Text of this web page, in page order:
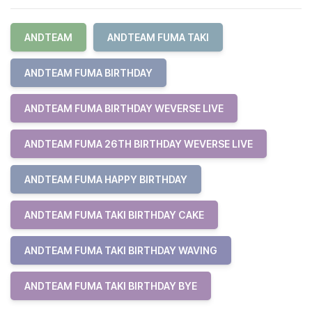
ANDTEAM ANDTEAM FUMA TAKI
ANDTEAM FUMA BIRTHDAY
ANDTEAM FUMA BIRTHDAY WEVERSE LIVE
ANDTEAM FUMA 26TH BIRTHDAY WEVERSE LIVE
ANDTEAM FUMA HAPPY BIRTHDAY
ANDTEAM FUMA TAKI BIRTHDAY CAKE
ANDTEAM FUMA TAKI BIRTHDAY WAVING
ANDTEAM FUMA TAKI BIRTHDAY BYE